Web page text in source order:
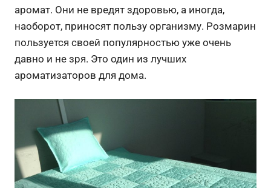
аромат. Они не вредят здоровью, а иногда,
наоборот, приносят пользу организму. Розмарин
пользуется своей популярностью уже очень
давно и не зря. Это один из лучших
ароматизаторов для дома.